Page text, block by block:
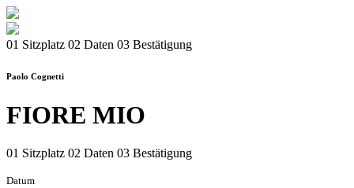
01 Sitzplatz 02 Daten 03 Bestätigung
Paolo Cognetti
FIORE MIO
01 Sitzplatz 02 Daten 03 Bestätigung
Datum